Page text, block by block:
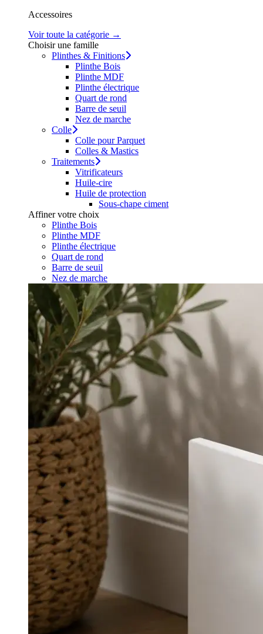
Accessoires
Voir toute la catégorie →
Choisir une famille
Plinthes & Finitions
Plinthe Bois
Plinthe MDF
Plinthe électrique
Quart de rond
Barre de seuil
Nez de marche
Colle
Colle pour Parquet
Colles & Mastics
Traitements
Vitrificateurs
Huile-cire
Huile de protection
Sous-chape ciment
Affiner votre choix
Plinthe Bois
Plinthe MDF
Plinthe électrique
Quart de rond
Barre de seuil
Nez de marche